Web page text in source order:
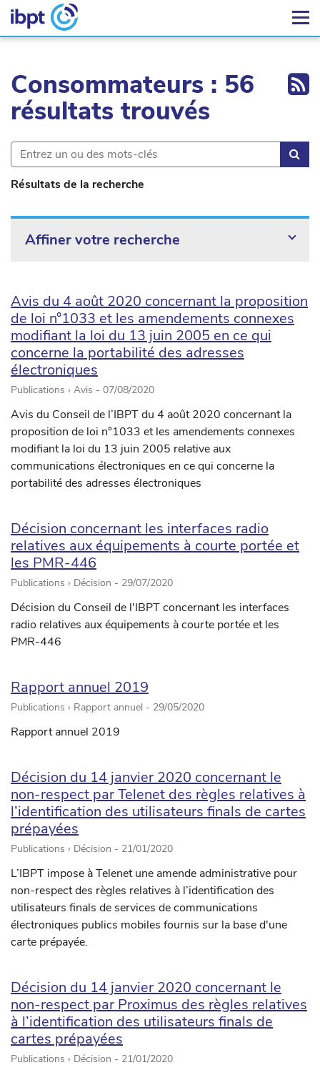
Consommateurs : 56
résultats trouvés
Résultats de la recherche
Affiner votre recherche
Avis du 4 août 2020 concernant la proposition
de loi n°1033 et les amendements connexes
modifiant la loi du 13 juin 2005 en ce qui
concerne la portabilité des adresses
électroniques
Publications › Avis - 07/08/2020
Avis du Conseil de l’IBPT du 4 août 2020 concernant la
proposition de loi n°1033 et les amendements connexes
modifiant la loi du 13 juin 2005 relative aux
communications électroniques en ce qui concerne la
portabilité des adresses électroniques
Décision concernant les interfaces radio
relatives aux équipements à courte portée et
les PMR-446
Publications › Décision - 29/07/2020
Décision du Conseil de l'IBPT concernant les interfaces
radio relatives aux équipements à courte portée et les
PMR-446
Rapport annuel 2019
Publications › Rapport annuel - 29/05/2020
Rapport annuel 2019
Décision du 14 janvier 2020 concernant le
non-respect par Telenet des règles relatives à
l’identification des utilisateurs finals de cartes
prépayées
Publications › Décision - 21/01/2020
L’IBPT impose à Telenet une amende administrative pour
non-respect des règles relatives à l’identification des
utilisateurs finals de services de communications
électroniques publics mobiles fournis sur la base d'une
carte prépayée.
Décision du 14 janvier 2020 concernant le
non-respect par Proximus des règles relatives
à l’identification des utilisateurs finals de
cartes prépayées
Publications › Décision - 21/01/2020